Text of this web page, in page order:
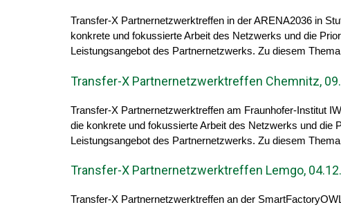
Transfer-X Partnernetzwerktreffen in der ARENA2036 in
konkrete und fokussierte Arbeit des Netzwerks und die
Leistungsangebot des Partnernetzwerks. Zu diesem
Transfer-X Partnernetzwerktreffen Chemnitz,
Transfer-X Partnernetzwerktreffen am Fraunhofer-Institut
die konkrete und fokussierte Arbeit des Netzwerks und die
Leistungsangebot des Partnernetzwerks. Zu diesem
Transfer-X Partnernetzwerktreffen Lemgo,
Transfer-X Partnernetzwerktreffen an der